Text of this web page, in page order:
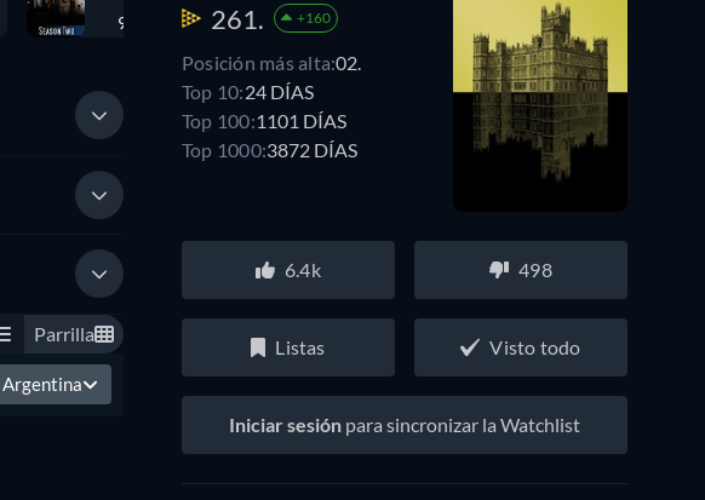
9 Episodios
7 Episodios
Parrilla
Argentina
261. +160
Posición más alta:02.
Top 10:24 DÍAS
Top 100:1101 DÍAS
Top 1000:3872 DÍAS
6.4k 498
Listas Visto todo
Iniciar sesión para sincronizar la Watchlist